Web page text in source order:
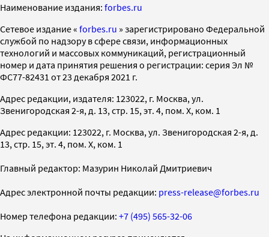
Наименование издания: forbes.ru
Cетевое издание « forbes.ru » зарегистрировано Федеральной
службой по надзору в сфере связи, информационных
технологий и массовых коммуникаций, регистрационный
номер и дата принятия решения о регистрации: серия Эл №
ФС77-82431 от 23 декабря 2021 г.
Адрес редакции, издателя: 123022, г. Москва, ул.
Звенигородская 2-я, д. 13, стр. 15, эт. 4, пом. X, ком. 1
Адрес редакции: 123022, г. Москва, ул. Звенигородская 2-я, д.
13, стр. 15, эт. 4, пом. X, ком. 1
Главный редактор: Мазурин Николай Дмитриевич
Адрес электронной почты редакции: press-release@forbes.ru
Номер телефона редакции: +7 (495) 565-32-06